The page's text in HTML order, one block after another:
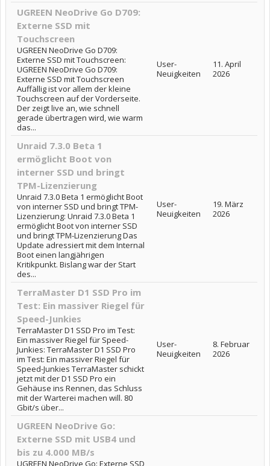
UGREEN NeoDrive Go D709:
Externe SSD mit
Touchscreen
UGREEN NeoDrive Go D709:
Externe SSD mit Touchscreen:
UGREEN NeoDrive Go D709:
Externe SSD mit Touchscreen
Auffällig ist vor allem der kleine
Touchscreen auf der Vorderseite.
Der zeigt live an, wie schnell
gerade übertragen wird, wie warm
das...
User-
Neuigkeiten
11. April
2026
Unraid 7.3.0 Beta 1
ermöglicht Boot von
interner SSD und bringt
TPM-Lizenzierung
Unraid 7.3.0 Beta 1 ermöglicht Boot
von interner SSD und bringt TPM-
Lizenzierung: Unraid 7.3.0 Beta 1
ermöglicht Boot von interner SSD
und bringt TPM-Lizenzierung Das
Update adressiert mit dem Internal
Boot einen langjährigen
Kritikpunkt. Bislang war der Start
des...
User-
Neuigkeiten
19. März
2026
TerraMaster D1 SSD Pro im
Test: Ein massiver Riegel für
Speed-Junkies
TerraMaster D1 SSD Pro im Test:
Ein massiver Riegel für Speed-
Junkies: TerraMaster D1 SSD Pro
im Test: Ein massiver Riegel für
Speed-Junkies TerraMaster schickt
jetzt mit der D1 SSD Pro ein
Gehäuse ins Rennen, das Schluss
mit der Warterei machen will. 80
Gbit/s über...
User-
Neuigkeiten
8. Februar
2026
UGREEN NeoDrive Go:
Externe SSD mit USB4 und
bis zu 4.000 MB/s
UGREEN NeoDrive Go: Externe SSD